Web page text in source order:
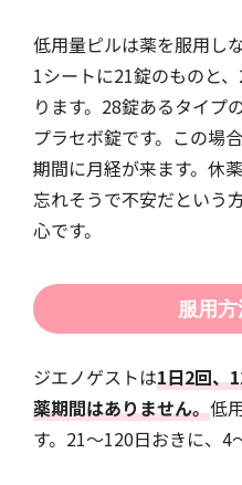
低用量ピルは薬を服用し
1シートに21錠のものと
ります。28錠あるタイプ
プラセボ錠です。この場
期間に月経が来ます。休
忘れそうで不安だという
心です。
服用
ジエノゲストは1日2回、
薬期間はありません。低
す。21〜120日おきに、4